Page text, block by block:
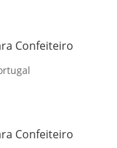
Confeiteiro
Confeiteiro